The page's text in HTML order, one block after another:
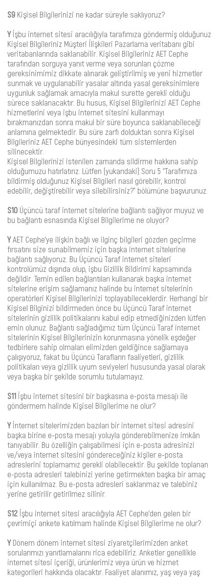
S9 Kişisel Bilgilerinizi ne kadar süreyle saklıyoruz?
Yİşbu internet sitesi aracılığıyla tarafımıza göndermiş olduğunuz
Kişisel Bilgileriniz Müşteri İlişkileri Pazarlama veritabanı gibi
veritabanlarında saklanabilir. Kişisel Bilgileriniz AET Cephe
tarafından sorguya yanıt verme veya sorunları çözme
gereksinimimiz dikkate alınarak geliştirilmiş ve yeni hizmetler
sunmak ve uygulanabilir yasalar altında yasal gereksinimlere
uygunluk sağlamak amacıyla makul surette gerekli olduğu
sürece saklanacaktır. Bu husus, Kişisel Bilgilerinizi AET Cephe
hizmetlerini veya işbu internet sitesini kullanmayı
bırakmanızdan sonra makul bir süre boyunca saklanabileceği
anlamına gelmektedir. Bu süre zarfı dolduktan sonra Kişisel
Bilgileriniz AET Cephe bünyesindeki tüm sistemlerden
silinecektir.
Kişisel Bilgilerinizi istenilen zamanda sildirme hakkına sahip
olduğumuzu hatırlatırız. Lütfen (yukarıdaki) Soru 5 “Tarafımıza
bildirmiş olduğunuz Kişisel Bilgileri nasıl görebilir, kontrol
edebilir, değiştirebilir veya silebilirsiniz?” bölümüne başvurunuz.
S10 Üçüncü taraf internet sitelerine bağlantı sağlıyor muyuz ve
bu bağlantı esnasında Kişisel Bilgilerime ne oluyor?
YAET Cephe’ye ilişkin bağlı ve ilginç bilgileri gözden geçirme
fırsatını size sunabilmemiz için başka internet sitelerine
bağlantı sağlıyoruz. Bu Üçüncü Taraf internet siteleri
kontrolümüz dışında olup, işbu Gizlilik Bildirimi kapsamında
değildir. Temin edilen bağlantıları kullanarak başka internet
sitelerine erişim sağlamanız halinde bu internet sitelerinin
operatörleri Kişisel Bilgilerinizi toplayabileceklerdir. Herhangi bir
Kişisel Bilginizi bildirmeden önce bu Üçüncü Taraf internet
sitelerinin gizlilik politikalarını kabul edip etmediğinizden lütfen
emin olunuz. Bağlantı sağladığımız tüm Üçüncü Taraf internet
sitelerinin Kişisel Bilgilerinizin korunmasına yönelik eşdeğer
tedbirlere sahip olmaları elimizden geldiğince sağlamaya
çalışıyoruz, fakat bu Üçüncü Tarafların faaliyetleri, gizlilik
politikaları veya gizlilik uyum seviyeleri hususunda yasal olarak
veya başka bir şekilde sorumlu tutulamayız.
S11 İşbu internet sitesini bir başkasına e-posta mesajı ile
göndermem halinde Kişisel Bilgilerime ne olur?
Yİnternet sitelerimizden bazıları bir internet sitesi adresini
başka birine e-posta mesajı yoluyla gönderebilmenize imkân
tanıyabilir. Bu özelliğin çalışabilmesi için e-posta adresinizi
ve/veya internet sitesini göndereceğiniz kişiler e-posta
adreslerini toplamamız gerekli olabilecektir. Bu şekilde toplanan
e-posta adresleri talebinizi yerine getirmekten başka bir amaç
için kullanılmaz. Bu e-posta adresleri saklanmaz ve talebiniz
yerine getirilir getirilmez silinir.
S12 İşbu internet sitesi aracılığıyla AET Cephe’den gelen bir
çevrimiçi ankete katılmam halinde Kişisel Bilgilerime ne olur?
YDönem dönem internet sitesi ziyaretçilerimizden anket
sorularımızı yanıtlamalarını rica edebiliriz. Anketler genellikle
internet sitesi içeriği, ürünlerimiz veya ürün ve hizmet
kategorileri hakkında olacaktır. Faaliyet alanımız, yaş veya yaş